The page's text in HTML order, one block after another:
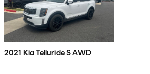
2021 Kia Telluride S AWD